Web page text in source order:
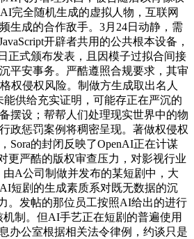
完全随机生成的虚拟人物，互联网
生成的合作敌手。3月24日动静，需
开辟者共用的公共根本设备，
正式颁布发表，且因模子过拟合间接
平安事务。严酷遵照合规要求，其审
权侵权风险。制做方生成取出名人
供给充实证明，可能存正在严沉的
摆设；帮帮人们处理现实世界中的物
政惩罚案例将稠密呈现。著做权侵权
Sora的封闭反映了OpenAI正在计谋
更严酷的版权审查压力，对影视行业
A公司制做并发布的某短剧中，大
短剧的生成素质系对既无数据的沉
。发帖的那位员工按照AI给出的进行
制。但AI手艺正在短剧的普遍使用
办公室根据相关法令律例，约谈只是